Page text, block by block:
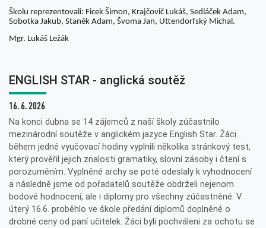
Školu reprezentovali: Ficek Šimon, Krajčovič Lukáš, Sedláček Adam,
Sobotka Jakub, Staněk Adam, Švoma Jan, Uttendorfský Michal.
Mgr. Lukáš Ležák
ENGLISH STAR - anglická soutěž
16. 6. 2026
Na konci dubna se 14 zájemců z naší školy zúčastnilo
mezinárodní soutěže v anglickém jazyce English Star. Žáci
během jedné vyučovací hodiny vyplnili několika stránkový test,
který prověřil jejich znalosti gramatiky, slovní zásoby i čtení s
porozuměním. Vyplněné archy se poté odeslaly k vyhodnocení
a následně jsme od pořadatelů soutěže obdrželi nejenom
bodové hodnocení, ale i diplomy pro všechny zúčastněné. V
úterý 16.6. proběhlo ve škole předání diplomů doplněné o
drobné ceny od paní učitelek. Žáci byli pochváleni za ochotu se